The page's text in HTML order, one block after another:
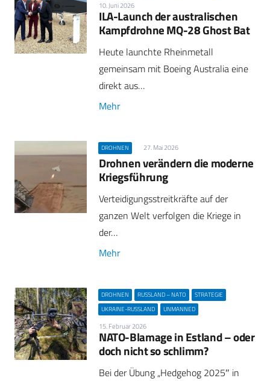
10. Juni 2026
ILA-Launch der australischen
Kampfdrohne MQ-28 Ghost Bat
Heute launchte Rheinmetall
gemeinsam mit Boeing Australia eine
direkt aus…
Mehr
DROHNEN 27. Mai 2026
Drohnen verändern die moderne
Kriegsführung
Verteidigungsstreitkräfte auf der
ganzen Welt verfolgen die Kriege in
der…
Mehr
DROHNEN RUSSLAND – NATO
STRATEGIE
UKRAINE-RUSSLAND
UNMANNED
15. Februar 2026
NATO-Blamage in Estland – oder
doch nicht so schlimm?
Bei der Übung „Hedgehog 2025″ in